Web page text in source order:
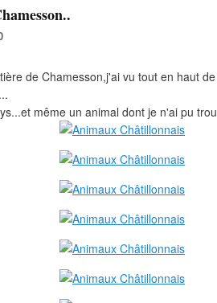
de Chamesson,j'ai vu tout en haut
même un animal dont je n'ai pu